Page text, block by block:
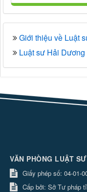
Giới thiệu về Luật
Luật sư Hải Dương
VĂN PHÒNG LUẬT
Giấy phép số: 04-01-
Cấp bởi: Sở Tư pháp